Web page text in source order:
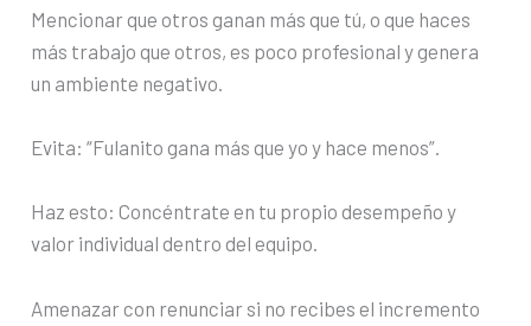
Mencionar que otros ganan más que tú, o que haces
más trabajo que otros, es poco profesional y genera
un ambiente negativo.
Evita: “Fulanito gana más que yo y hace menos”.
Haz esto: Concéntrate en tu propio desempeño y
valor individual dentro del equipo.
Amenazar con renunciar si no recibes el incremento